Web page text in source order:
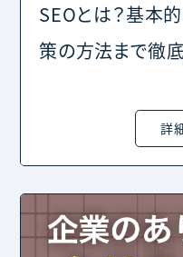
SEOとは？基本
策の方法まで徹
詳